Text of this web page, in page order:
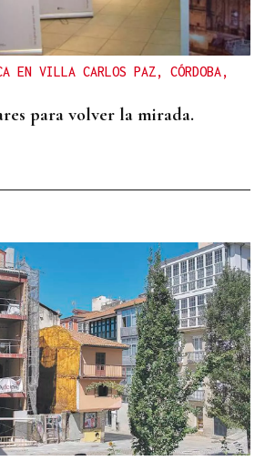
EN VILLA CARLOS PAZ, CÓRDOBA,
para volver la mirada.
CELTA Y SIEMPRE HAY ALGO MÁS,
CELTA en 'PERDIMO A